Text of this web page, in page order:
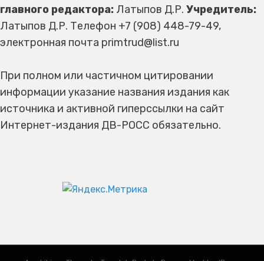
главного редактора: Латыпов Д.Р. Учредитель:
Латыпов Д.Р. Телефон +7 (908) 448-79-49,
электронная почта primtrud@list.ru
При полном или частичном цитировании
информации указание названия издания как
источника и активной гиперссылки на сайт
Интернет-издания ДВ-РОСС обязательно.